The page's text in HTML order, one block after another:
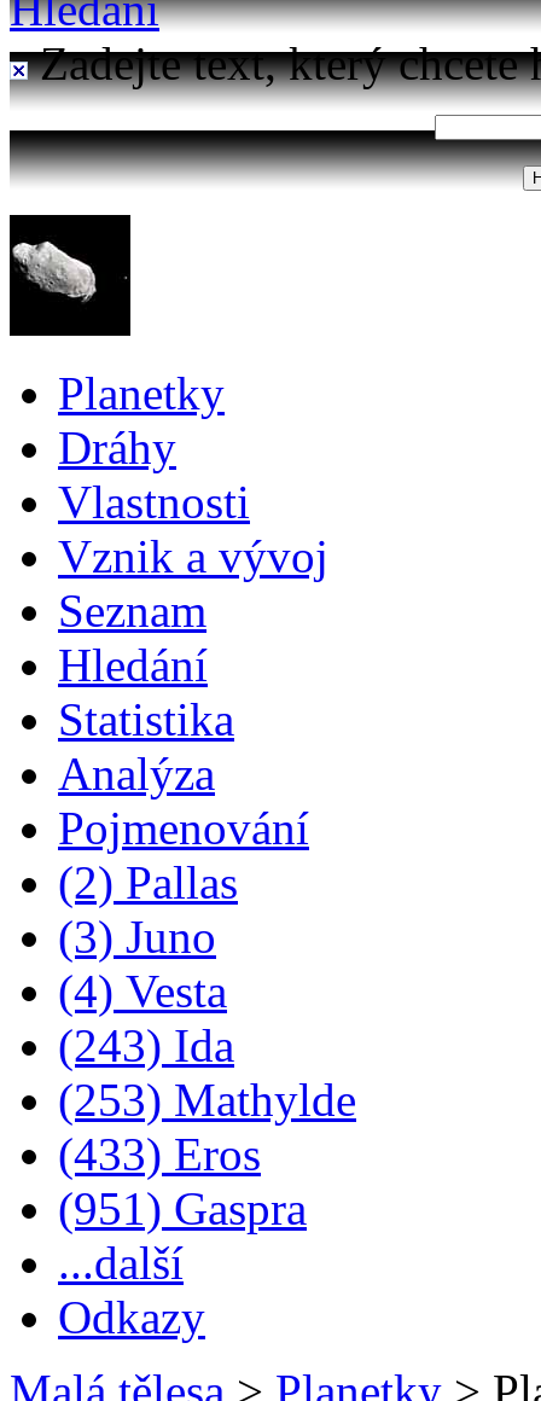
Zadejte text, který chcete
Planetky
Dráhy
Vlastnosti
Vznik a vývoj
Seznam
Hledání
Statistika
Analýza
Pojmenování
(2) Pallas
(3) Juno
(4) Vesta
(243) Ida
(253) Mathylde
(433) Eros
(951) Gaspra
...další
Odkazy